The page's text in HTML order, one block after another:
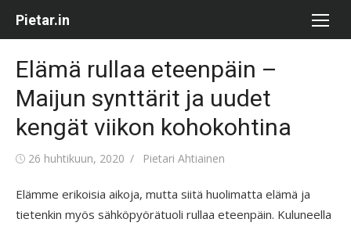
Pietar.in
Elämä rullaa eteenpäin –
Maijun synttärit ja uudet
kengät viikon kohokohtina
Posted
26 huhtikuun, 2020 Author
Pietari Ahtiainen
Elämme erikoisia aikoja, mutta siitä huolimatta elämä ja
tietenkin myös sähköpyörätuoli rullaa eteenpäin. Kuluneella